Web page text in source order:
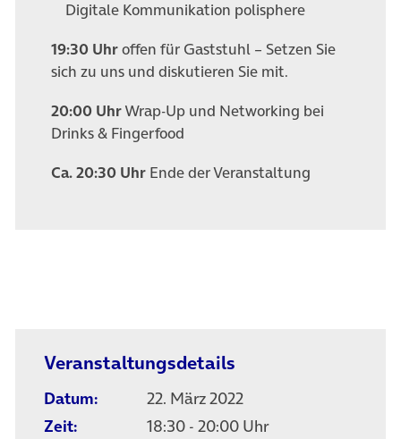
Digitale Kommunikation polisphere
19:30 Uhroffen für Gaststuhl – Setzen Sie
sich zu uns und diskutieren Sie mit.
20:00 UhrWrap-Up und Networking bei
Drinks & Fingerfood
Ca. 20:30 Uhr Ende der Veranstaltung
Veranstaltungsdetails
Datum:
22. März 2022
Zeit:
18:30 - 20:00 Uhr